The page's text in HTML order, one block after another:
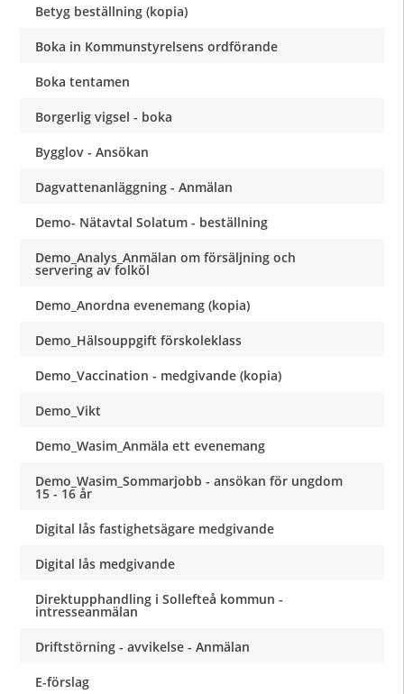
Betyg beställning (kopia)
Boka in Kommunstyrelsens ordförande
Boka tentamen
Borgerlig vigsel - boka
Bygglov - Ansökan
Dagvattenanläggning - Anmälan
Demo- Nätavtal Solatum - beställning
Demo_Analys_Anmälan om försäljning och
servering av folköl
Demo_Anordna evenemang (kopia)
Demo_Hälsouppgift förskoleklass
Demo_Vaccination - medgivande (kopia)
Demo_Vikt
Demo_Wasim_Anmäla ett evenemang
Demo_Wasim_Sommarjobb - ansökan för ungdom
15 - 16 år
Digital lås fastighetsägare medgivande
Digital lås medgivande
Direktupphandling i Sollefteå kommun -
intresseanmälan
Driftstörning - avvikelse - Anmälan
E-förslag